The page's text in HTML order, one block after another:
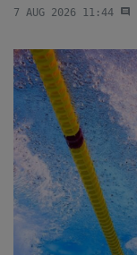
7 AUG 2026 11:44